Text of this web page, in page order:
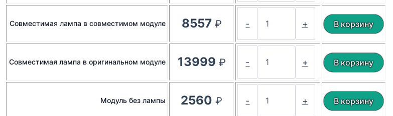
Совместимая лампа в совместимом модуле 8557₽ - +
Совместимая лампа в оригинальном модуле 13999 ₽ - +
Модуль без лампы 2560 ₽ - +